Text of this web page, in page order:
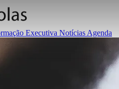
Executiva Notícias Agenda